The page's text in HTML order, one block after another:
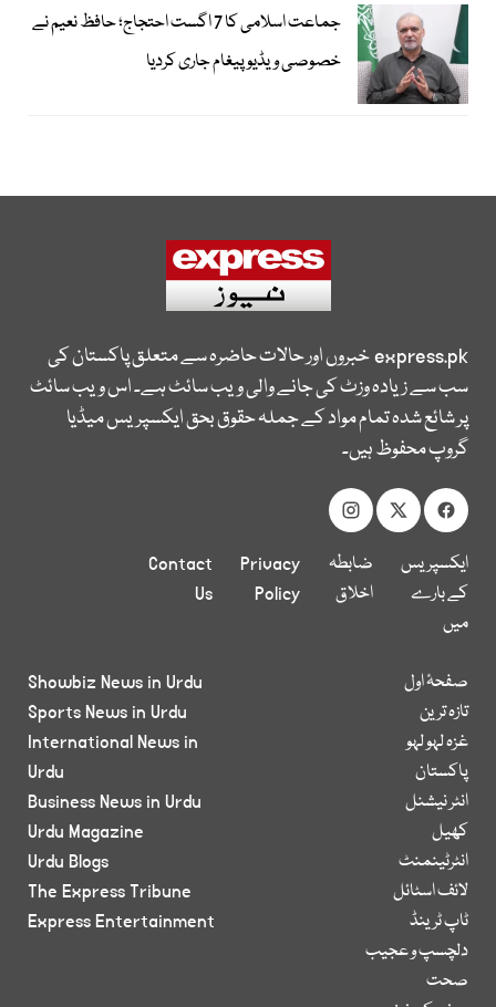
جماعت اسلامی کا 7 اگست احتجاج؛ حافظ نعیم نے
خصوصی ویڈیو پیغام جاری کردیا
express.pkخبروں اور حالات حاضرہ سے متعلق پاکستان کی
سب سے زیادہ وزٹ کی جانے والی ویب سائٹ ہے۔ اس ویب سائٹ
پر شائع شدہ تمام مواد کے جملہ حقوق بحق ایکسپریس میڈیا
گروپ محفوظ ہیں۔
ایکسپریس
کے بارے
میں
ضابطہ
اخلاق
Privacy
Policy
Contact
Us
صفحۂ اول
تازہ ترین
غزہ لہو لہو
پاکستان
انٹر نیشنل
کھیل
انٹرٹینمنٹ
لائف اسٹائل
ٹاپ ٹرینڈ
دلچسپ و عجیب
صحت
Showbiz News in Urdu
Sports News in Urdu
International News in
Urdu
Business News in Urdu
Urdu Magazine
Urdu Blogs
The Express Tribune
Express Entertainment